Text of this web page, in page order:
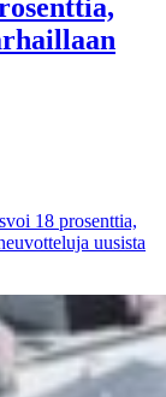
18 prosenttia,
uusista